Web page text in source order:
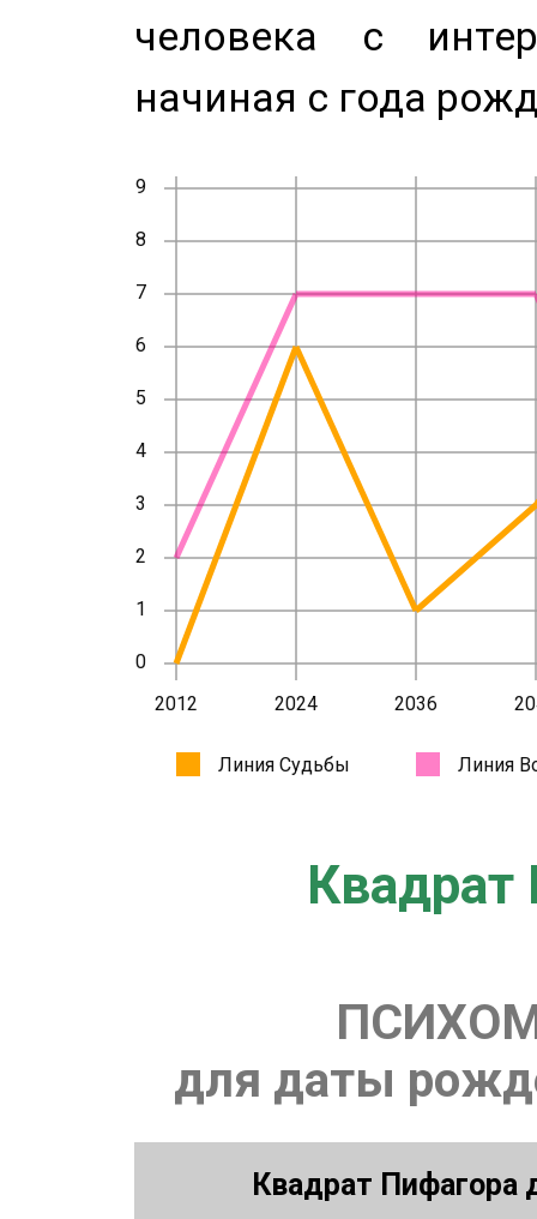
человека с
начиная с года
Квадрат
для даты
Квадрат Пифагора